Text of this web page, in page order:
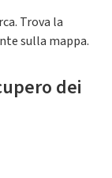
Trova la
sulla mappa.
dei